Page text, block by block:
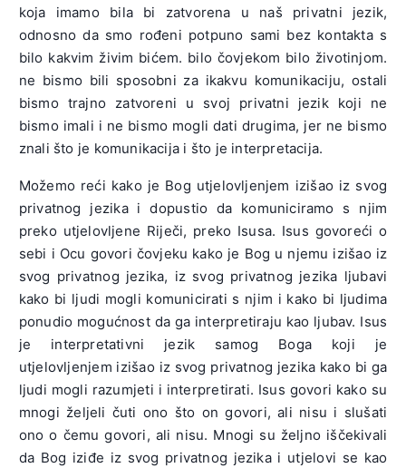
koja imamo bila bi zatvorena u naš privatni jezik,
odnosno da smo rođeni potpuno sami bez kontakta s
bilo kakvim živim bićem. bilo čovjekom bilo životinjom.
ne bismo bili sposobni za ikakvu komunikaciju, ostali
bismo trajno zatvoreni u svoj privatni jezik koji ne
bismo imali i ne bismo mogli dati drugima, jer ne bismo
znali što je komunikacija i što je interpretacija.
Možemo reći kako je Bog utjelovljenjem izišao iz svog
privatnog jezika i dopustio da komuniciramo s njim
preko utjelovljene Riječi, preko Isusa. Isus govoreći o
sebi i Ocu govori čovjeku kako je Bog u njemu izišao iz
svog privatnog jezika, iz svog privatnog jezika ljubavi
kako bi ljudi mogli komunicirati s njim i kako bi ljudima
ponudio mogućnost da ga interpretiraju kao ljubav. Isus
je interpretativni jezik samog Boga koji je
utjelovljenjem izišao iz svog privatnog jezika kako bi ga
ljudi mogli razumjeti i interpretirati. Isus govori kako su
mnogi željeli čuti ono što on govori, ali nisu i slušati
ono o čemu govori, ali nisu. Mnogi su željno iščekivali
da Bog iziđe iz svog privatnog jezika i utjelovi se kao